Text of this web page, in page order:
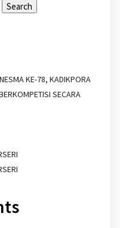
Search
KE-78, KADIKPORA
SECARA